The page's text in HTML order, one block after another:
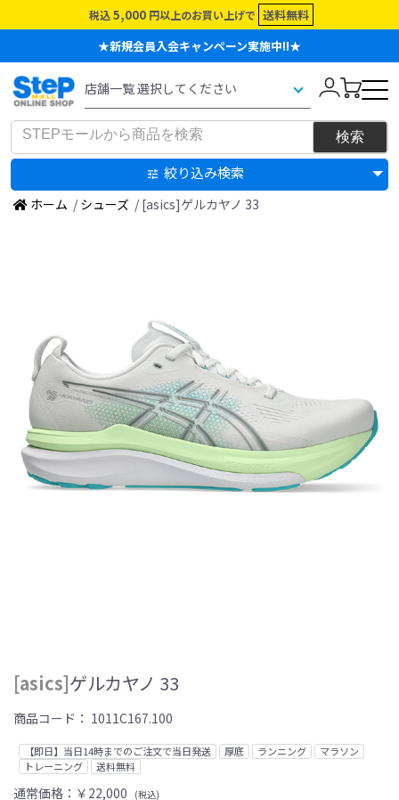
税込 5,000 円以上のお買い上げで 送料無料
★新規会員入会キャンペーン実施中!!★
絞り込み検索
ホーム / シューズ / [asics]ゲルカヤノ 33
[asics]ゲルカヤノ 33
商品コード： 1011C167.100
【即日】当日14時までのご注文で当日発送 厚底 ランニング
マラソン
トレーニング
送料無料
通常価格： ￥22,000 (税込)